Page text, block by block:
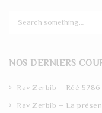
c
NOS DERNIERS
Rav Zerbib – Réé 5786
Rav Zerbib – La